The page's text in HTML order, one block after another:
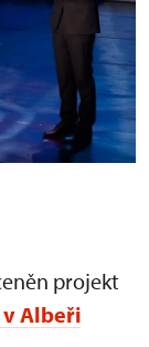
projekt
v Albeři